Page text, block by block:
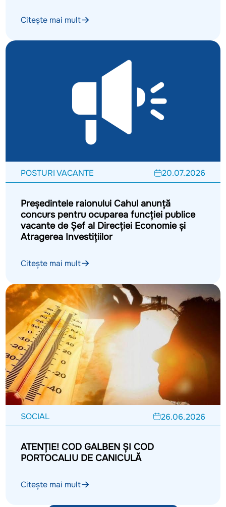
Citește mai mult
POSTURI VACANTE 20.07.2026
Președintele raionului Cahul anunță
concurs pentru ocuparea funcției publice
vacante de Șef al Direcției Economie și
Atragerea Investițiilor
Citește mai mult
SOCIAL 26.06.2026
ATENȚIE! COD GALBEN ȘI COD
PORTOCALIU DE CANICULĂ
Citește mai mult